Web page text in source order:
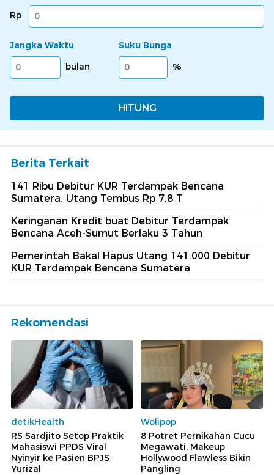
Rp
Jangka Waktu
bulan
Suku Bunga
%
HITUNG
Berita Terkait
141 Ribu Debitur KUR Terdampak Bencana
Sumatera, Utang Tembus Rp 7,8 T
Keringanan Kredit buat Debitur Terdampak
Bencana Aceh-Sumut Berlaku 3 Tahun
Pemerintah Bakal Hapus Utang 141.000 Debitur
KUR Terdampak Bencana Sumatera
Rekomendasi
detikHealth
RS Sardjito Setop Praktik
Mahasiswi PPDS Viral
Nyinyir ke Pasien BPJS
Yurizal
Wolipop
8 Potret Pernikahan Cucu
Megawati, Makeup
Hollywood Flawless Bikin
Pangling